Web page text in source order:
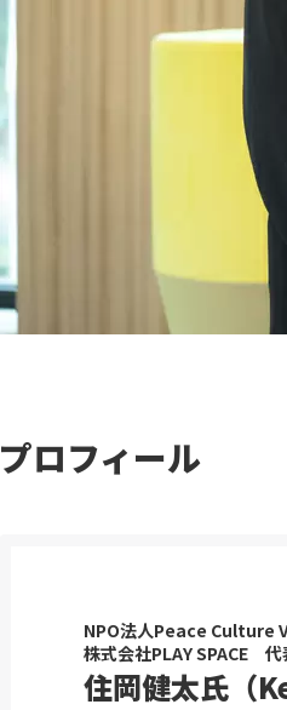
プロフィール
NPO法人Peace
株式会社PLAY SPACE 代
住岡健太氏（